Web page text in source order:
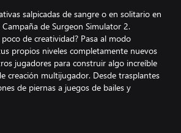
salpicadas de sangre o en solitario en
de Surgeon Simulator 2.
de creatividad? Pasa al modo
propios niveles completamente nuevos
jugadores para construir algo increíble
creación multijugador. Desde trasplantes
de piernas a juegos de bailes y